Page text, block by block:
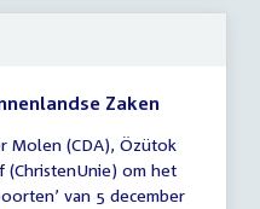
Zaken
Molen (CDA), Özütok
(ChristenUnie) om het
van 5 december